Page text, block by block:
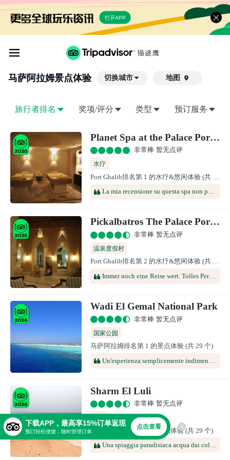
打开APP
马萨阿拉姆景点体验 切换城市 地图 
旅行者排名 奖项/评分 类型 预订服务
Planet Spa at the Palace Port Ghalib
非常棒 暂无点评
水疗
La mia recensione su questa spa non potrebbe essere più che positiva, ho effettuato un massaggio di 50 minuti durante la mia permanenza al Palace Pickalbatros e mi sono trovata benissimo, massaggio rilassante e rigenerante fatto da professionisti. Da provare .
Pickalbatros The Palace Port Ghalib Spa
非常棒 暂无点评
温泉度假村
Port Ghalib排名第 2 的水疗&悠闲体验 (共 10 个)
Immer noch eine Reise wert. Tolles Personal, prima Küche und der Aussenbereich gur renoviert.
Wadi El Gemal National Park
非常棒 暂无点评
国家公园
马萨阿拉姆排名第 1 的景点体验 (共 29 个)
Sharm El Luli
非常棒 暂无点评
马萨阿拉姆排名第 2 的景点体验 (共 29 个)
Una spiaggia paradisiaca acqua dai colori bellissimi, sabbia fine e bianca la rendono ancora più particolare. Da non perdere 😍
下载APP，最高享15%订单返现
预订轻松便捷，随时管理订单
点击查看